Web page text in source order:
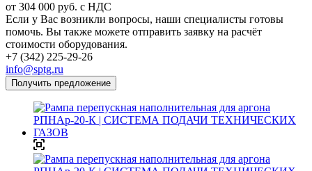
от 304 000 руб. с НДС
Если у Вас возникли вопросы, наши специалисты готовы
помочь. Вы также можете отправить заявку на расчёт
стоимости оборудования.
+7 (342) 225-29-26
info@sptg.ru
Получить предложение